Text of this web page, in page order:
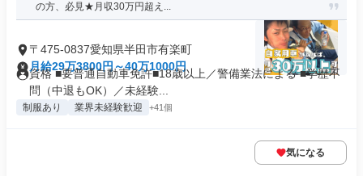
の方、必見★月収30万円超え...
〒475-0837愛知県半田市有楽町
月給29万3800円～40万1000円
資格 ■要普通自動車免許■18歳以上／警備業法による ■学歴不
問（中退もOK）／未経験...
制服あり 業界未経験歓迎 +41個
気になる